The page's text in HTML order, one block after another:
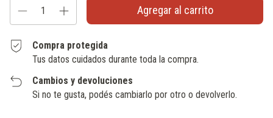
Compra protegida
Tus datos cuidados durante toda la compra.
Cambios y devoluciones
Si no te gusta, podés cambiarlo por otro o devolverlo.